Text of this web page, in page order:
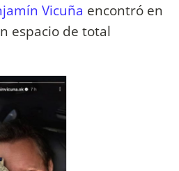
Vicuña encontró en
espacio de total